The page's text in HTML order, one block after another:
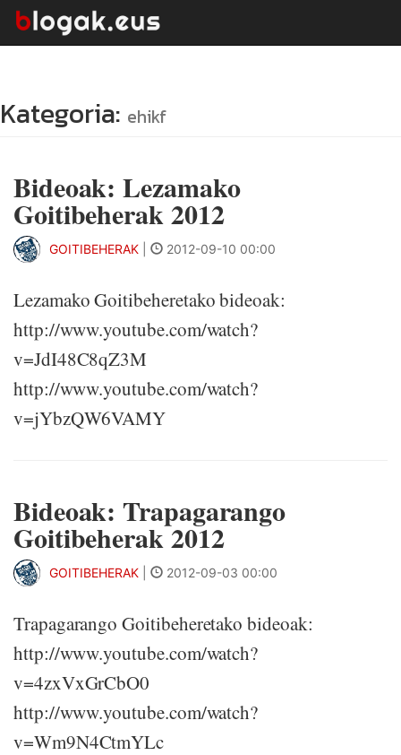
Kategoria: ehikf
Bideoak: Lezamako
Goitibeherak 2012
GOITIBEHERAK 2012-09-10 00:00
Lezamako Goitibeheretako bideoak:
http://www.youtube.com/watch?
v=JdI48C8qZ3M
http://www.youtube.com/watch?
v=jYbzQW6VAMY
Bideoak: Trapagarango
Goitibeherak 2012
GOITIBEHERAK 2012-09-03 00:00
Trapagarango Goitibeheretako bideoak:
http://www.youtube.com/watch?
v=4zxVxGrCbO0
http://www.youtube.com/watch?
v=Wm9N4CtmYLc